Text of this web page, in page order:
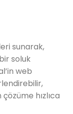
sunarak,
soluk
web
hızlıca